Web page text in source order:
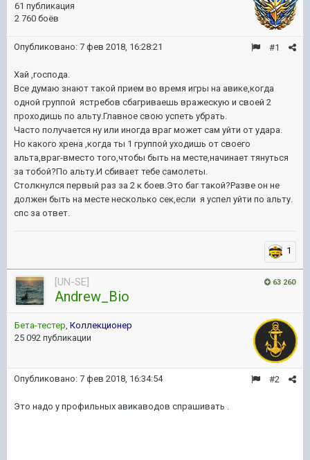
61 публикация
2 760 боёв
#1
Опубликовано: 7 фев 2018, 16:28:21
Хай ,господа.
Все думаю знают такой прием во время игры на авике,когда
одной группой ястребов сбагриваешь вражескую и своей 2
проходишь по альту.Главное свою успеть убрать.
Часто получается ну или иногда враг может сам уйти от удара.
Но какого хрена ,когда ты 1 группой уходишь от своего
альта,враг-вместо того,чтобы быть на месте,начинает тянуться
за тобой?По альту.И сбивает тебе самолеты.
Столкнулся первый раз за 2 к боев.Это баг такой?Разве он не
должен быть на месте несколько сек,если я успел уйти по альту.
спс за ответ.
1
63 260
[UN-SE]
Andrew_Bio
Бета-тестер, Коллекционер
25 092 публикации
#2
Опубликовано: 7 фев 2018, 16:34:54
Это надо у профильных авикаводов спрашивать .